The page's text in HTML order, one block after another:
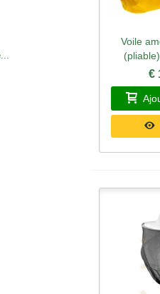
Aperçu
Voile
€